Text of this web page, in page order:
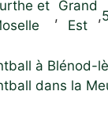
et
,
Grand
Est
,
à Blénod-
dans la